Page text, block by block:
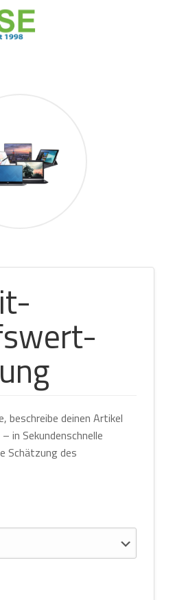
beschreibe deinen Artikel
in Sekundenschnelle
Schätzung des